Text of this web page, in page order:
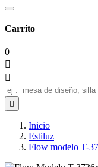
Carrito
0



Inicio
Estiluz
Flow modelo T-